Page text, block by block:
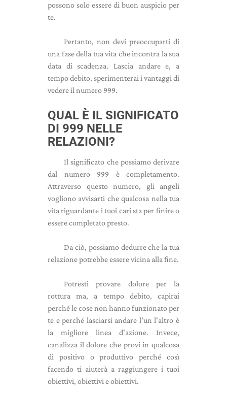
possono solo essere di buon auspicio per
te.
Pertanto, non devi preoccuparti di
una fase della tua vita che incontra la sua
data di scadenza. Lascia andare e, a
tempo debito, sperimenterai i vantaggi di
vedere il numero 999.
QUAL È IL SIGNIFICATO
DI 999 NELLE
RELAZIONI?
Il significato che possiamo derivare
dal numero 999 è completamento.
Attraverso questo numero, gli angeli
vogliono avvisarti che qualcosa nella tua
vita riguardante i tuoi cari sta per finire o
essere completato presto.
Da ciò, possiamo dedurre che la tua
relazione potrebbe essere vicina alla fine.
Potresti provare dolore per la
rottura ma, a tempo debito, capirai
perché le cose non hanno funzionato per
te e perché lasciarsi andare l'un l'altro è
la migliore linea d'azione. Invece,
canalizza il dolore che provi in ​​qualcosa
di positivo o produttivo perché così
facendo ti aiuterà a raggiungere i tuoi
obiettivi, obiettivi e obiettivi.